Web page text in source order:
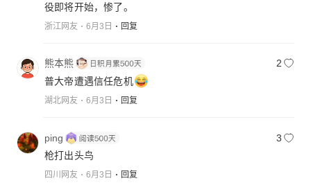
役即将开始，惨了。
浙江网友 6月3日 回复
熊本熊
2
普大帝遭遇信任危机
湖北网友 6月3日 回复
ping
3
枪打出头鸟
四川网友 6月3日 回复